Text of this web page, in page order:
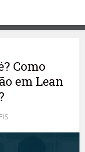
Como
em Lean